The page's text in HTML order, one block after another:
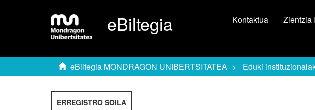
eBiltegia Kontaktua Zientzia
eBiltegia MONDRAGON UNIBERTSITATEA Eduki
ERREGISTRO SOILA